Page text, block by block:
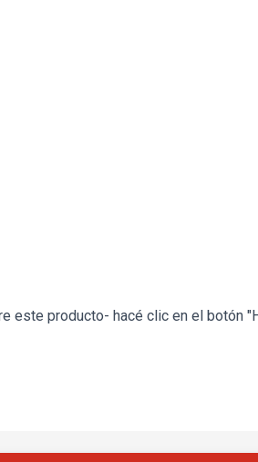
producto- hacé clic en el botón